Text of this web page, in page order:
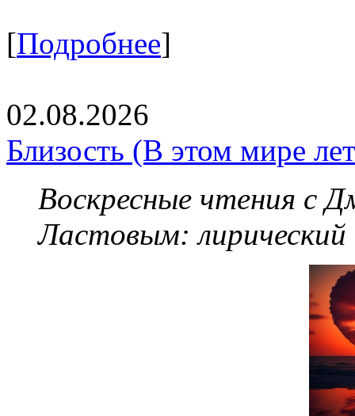
[Подробнее]
02.08.2026
Близость (В этом мире
Воскресные чтения с
Ластовым: